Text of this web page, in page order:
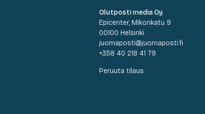
Olutposti media Oy
Epicenter, Mikonkatu 9
00100 Helsinki
juomaposti@juomaposti.fi
+358 40 218 41 79
Peruuta tilaus